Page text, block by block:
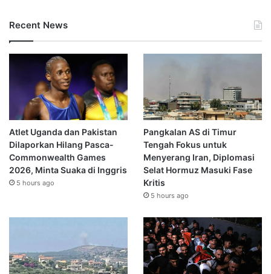
Recent News
Atlet Uganda dan Pakistan
Dilaporkan Hilang Pasca-
Commonwealth Games
2026, Minta Suaka di Inggris
5 hours ago
Pangkalan AS di Timur
Tengah Fokus untuk
Menyerang Iran, Diplomasi
Selat Hormuz Masuki Fase
Kritis
5 hours ago